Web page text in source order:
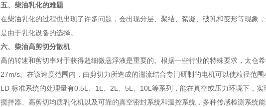
五、柴油乳化的难题
在柴油乳化的过程也出现了许多问题，会出现分层、聚结、絮凝、破乳和变形等现象
是由于乳化设备的选择。
六、柴油高剪切分散机
高的转速和剪切率对于获得超细微悬浮液是重要的。根据一些行业的特殊要求，太仓
27m/s。在该速度范围内，由剪切力所造成的湍流结合专门研制的电机可以使粒径范
LD 标准系统的处理量有0.5L、1L、2L、5L、10L等系列，能在真空或压力环境下，
搅拌器、高剪切均质乳化机以及可靠的真空密封系统和温控系统，多种传感检测系统能